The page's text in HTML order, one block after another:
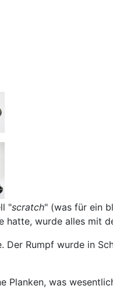
"scratch" (was für ein
hatte, wurde alles mit
Rumpf wurde in
Planken, was